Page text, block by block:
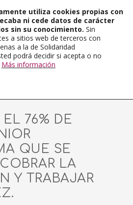
EL 76% DE
QUE SE
LA
Y TRABAJAR
utiliza cookies propias con
ni cede datos de carácter
sin su conocimiento. Sin
a sitios web de terceros con
a la de Solidaridad
podrá decidir si acepta o no
Más información